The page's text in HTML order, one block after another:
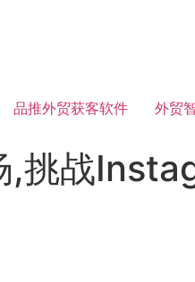
品推外贸获客软件 外贸
,挑战